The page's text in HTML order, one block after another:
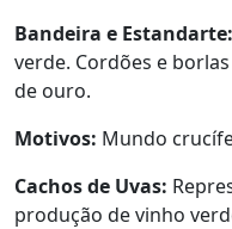
Bandeira e Estandarte:
verde. Cordões e
de ouro.
Motivos: Mundo
Cachos de Uvas:
produção de vinho